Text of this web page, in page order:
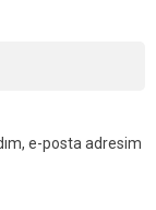
e-posta adresim